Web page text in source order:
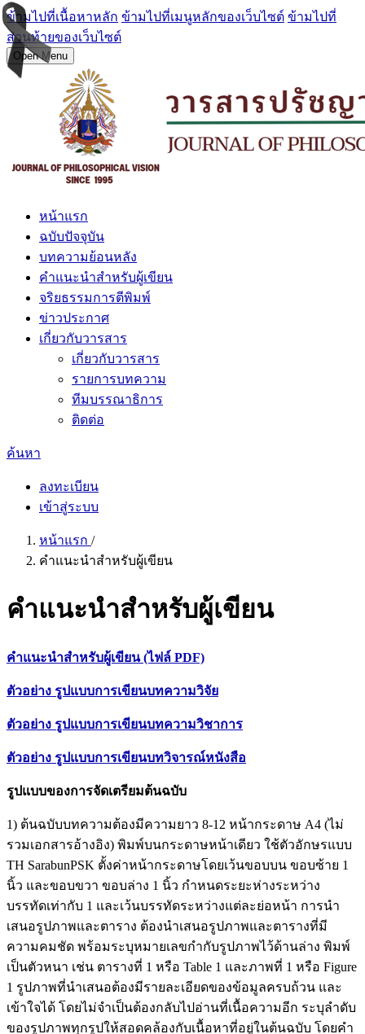
ข้ามไปที่เนื้อหาหลัก ข้ามไปที่เมนูหลักของเว็บไซต์ ข้ามไปที่
ส่วนท้ายของเว็บไซต์
Open Menu
หน้าแรก
ฉบับปัจจุบัน
บทความย้อนหลัง
คำแนะนำสำหรับผู้เขียน
จริยธรรมการตีพิมพ์
ข่าวประกาศ
เกี่ยวกับวารสาร
เกี่ยวกับวารสาร
รายการบทความ
ทีมบรรณาธิการ
ติดต่อ
ค้นหา
ลงทะเบียน
เข้าสู่ระบบ
หน้าแรก /
คำแนะนำสำหรับผู้เขียน
คำแนะนำสำหรับผู้เขียน
คำแนะนำสำหรับผู้เขียน (ไฟล์ PDF)
ตัวอย่าง รูปแบบการเขียนบทความวิจัย
ตัวอย่าง รูปแบบการเขียนบทความวิชาการ
ตัวอย่าง รูปแบบการเขียนบทวิจารณ์หนังสือ
รูปแบบของการจัดเตรียมต้นฉบับ
1) ต้นฉบับบทความต้องมีความยาว 8-12 หน้ากระดาษ A4 (ไม่
รวมเอกสารอ้างอิง) พิมพ์บนกระดาษหน้าเดียว ใช้ตัวอักษรแบบ
TH SarabunPSK ตั้งค่าหน้ากระดาษโดยเว้นขอบบน ขอบซ้าย 1
นิ้ว และขอบขวา ขอบล่าง 1 นิ้ว กําหนดระยะห่างระหว่าง
บรรทัดเท่ากับ 1 และเว้นบรรทัดระหว่างแต่ละย่อหน้า การนํา
เสนอรูปภาพและตาราง ต้องนําเสนอรูปภาพและตารางที่มี
ความคมชัด พร้อมระบุหมายเลขกํากับรูปภาพไว้ด้านล่าง พิมพ์
เป็นตัวหนา เช่น ตารางที่ 1 หรือ Table 1 และภาพที่ 1 หรือ Figure
1 รูปภาพที่นําเสนอต้องมีรายละเอียดของข้อมูลครบถ้วน และ
เข้าใจได้ โดยไม่จําเป็นต้องกลับไปอ่านที่เนื้อความอีก ระบุลําดับ
ของรูปภาพทุกรูปให้สอดคล้องกับเนื้อหาที่อยู่ในต้นฉบับ โดยคํา